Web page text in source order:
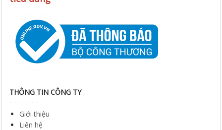
THÔNG TIN CÔNG TY
Giới thiệu
Liên hệ